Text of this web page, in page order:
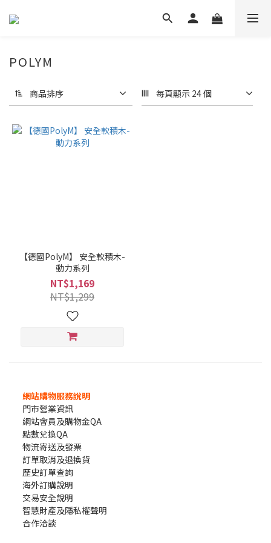
POLYM
商品排序 每頁顯示 24 個
【德國PolyM】 安全軟積木-
動力系列
NT$1,169
NT$1,299
網站購物服務說明
門市營業資訊
網站會員及購物金QA
點數兌換QA
物流寄送及發票
訂單取消及退換貨
歷史訂單查詢
海外訂購說明
交易安全說明
智慧財產及隱私權聲明
合作洽談